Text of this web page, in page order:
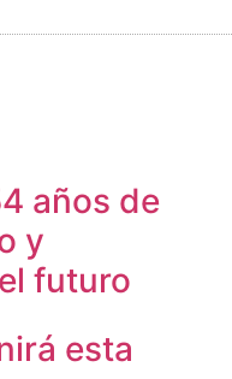
años de
y
futuro
esta